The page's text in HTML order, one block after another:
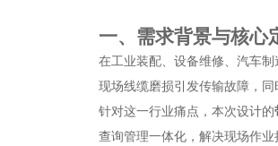
一、需求背景与核心
在工业装配、设备维修、汽车
现场线缆磨损引发传输故障，
针对这一行业痛点，本次设计的
查询管理一体化，解决现场作